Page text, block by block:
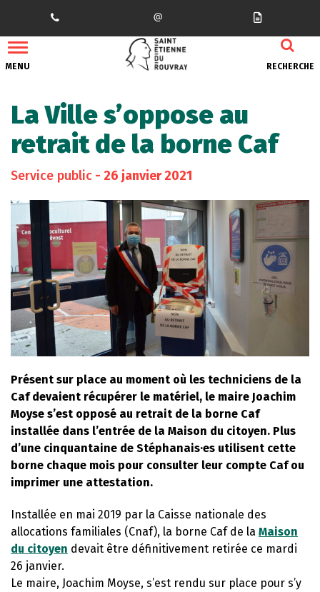
MENU RECHERCHE
La Ville s’oppose au
retrait de la borne Caf
Service public - 26 janvier 2021
Présent sur place au moment où les techniciens de la
Caf devaient récupérer le matériel, le maire Joachim
Moyse s’est opposé au retrait de la borne Caf
installée dans l’entrée de la Maison du citoyen. Plus
d’une cinquantaine de Stéphanais·es utilisent cette
borne chaque mois pour consulter leur compte Caf ou
imprimer une attestation.
Installée en mai 2019 par la Caisse nationale des
allocations familiales (Cnaf), la borne Caf de la Maison
du citoyen devait être définitivement retirée ce mardi
26 janvier.
Le maire, Joachim Moyse, s’est rendu sur place pour s’y